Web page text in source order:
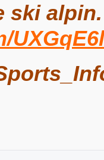
ski alpin.